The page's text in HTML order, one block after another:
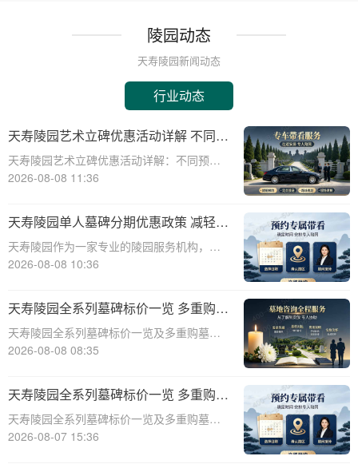
陵园动态
天寿陵园新闻动态
行业动态
天寿陵园艺术立碑优惠活动详解 不同预
算专属让利方案详解
天寿陵园艺术立碑优惠活动详解：不同预算
专属让利方案详解☎ 天寿陵园电话:400-838-
者的深深敬意和对生者的美好回忆。为了更
好地满足不同家庭的祭奠需求，天
2026-08-08 11:36
天寿陵园单人墓碑分期优惠政策 减轻一
次性付款压力详解及具体方案
天寿陵园作为一家专业的陵园服务机构，深
知一次性支付墓碑费用对许多家庭来说可能
担，天寿陵园特别推出了单人墓碑分期优惠
政策。本文将详细介绍这一政策的背景、目
的、具体方
2026-08-08 10:36
天寿陵园全系列墓碑标价一览 多重购墓
优惠限时申领活动详解
天寿陵园全系列墓碑标价一览及多重购墓优
惠限时申领活动详解☎ 天寿陵园电话:400-
一，一直以其优质的服务和优美的环境著
称。为了满足不同客户的需求，天寿陵
2026-08-08 08:35
天寿陵园全系列墓碑标价一览 多重购墓
优惠限时申领政策详解
天寿陵园全系列墓碑标价一览及多重购墓优
惠限时申领政策详解☎ 天寿陵园电话:400-
2026-08-07 15:36